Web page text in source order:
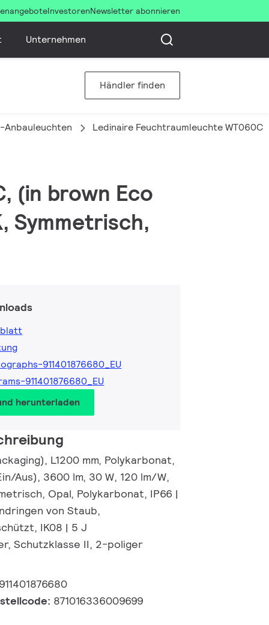
InvestorenNewsletter abonnieren
Unternehmen
Händler finden
Anbauleuchten Ledinaire Feuchtraumleuchte WT060C
(in brown Eco
Symmetrisch,
911401876680_EU
911401876680_EU
herunterladen
L1200 mm, Polykarbonat,
Aus), 3600 lm, 30 W, 120 lm/W,
Opal, Polykarbonat, IP66 |
von Staub,
IK08 | 5 J
Schutzklasse II, 2-poliger
911401876680
871016336009699